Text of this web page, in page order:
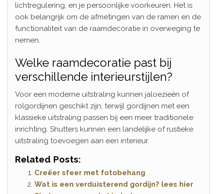
lichtregulering, en je persoonlijke voorkeuren. Het is
ook belangrijk om de afmetingen van de ramen en de
functionaliteit van de raamdecoratie in overweging te
nemen.
Welke raamdecoratie past bij
verschillende interieurstijlen?
Voor een moderne uitstraling kunnen jaloezieën of
rolgordijnen geschikt zijn, terwijl gordijnen met een
klassieke uitstraling passen bij een meer traditionele
inrichting. Shutters kunnen een landelijke of rustieke
uitstraling toevoegen aan een interieur.
Related Posts:
Creëer sfeer met fotobehang
Wat is een verduisterend gordijn? lees hier